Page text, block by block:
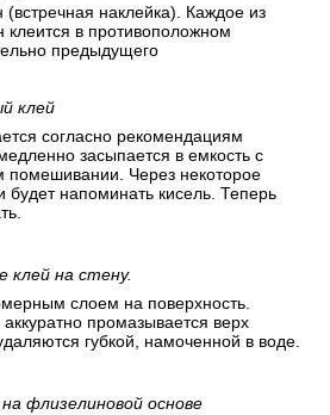
наклейка). Каждое из
в противоположном
предыдущего
клей
согласно рекомендациям
засыпается в емкость с
помешивании. Через некоторое
будет напоминать кисель. Теперь
клей на стену.
слоем на поверхность.
промазывается верх
губкой, намоченной в воде.
флизелиновой основе